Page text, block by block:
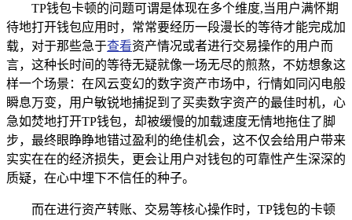
TP钱包卡顿的问题可谓是体现在多个维度,当用户满怀期
待地打开钱包应用时，常常要经历一段漫长的等待才能完成加
载，对于那些急于查看资产情况或者进行交易操作的用户而
言，这种长时间的等待无疑就像一场无尽的煎熬，不妨想象这
样一个场景：在风云变幻的数字资产市场中，行情如同闪电般
瞬息万变，用户敏锐地捕捉到了买卖数字资产的最佳时机，心
急如焚地打开TP钱包，却被缓慢的加载速度无情地拖住了脚
步，最终眼睁睁地错过盈利的绝佳机会，这不仅会给用户带来
实实在在的经济损失，更会让用户对钱包的可靠性产生深深的
质疑，在心中埋下不信任的种子。
而在进行资产转账、交易等核心操作时，TP钱包的卡顿